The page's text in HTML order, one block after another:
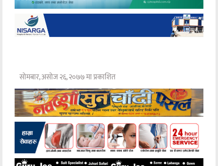
सोमबार, असोज २६, २०७७ मा प्रकाशित